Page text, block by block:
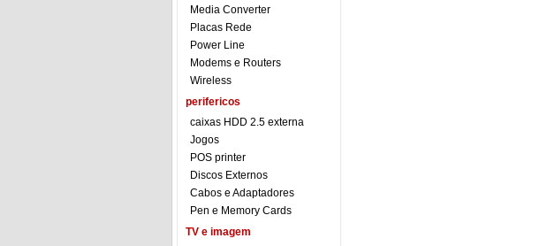
Media Converter
Placas Rede
Power Line
Modems e Routers
Wireless
perifericos
caixas HDD 2.5 externa
Jogos
POS printer
Discos Externos
Cabos e Adaptadores
Pen e Memory Cards
TV e imagem